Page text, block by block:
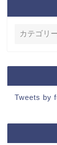
Tweets by